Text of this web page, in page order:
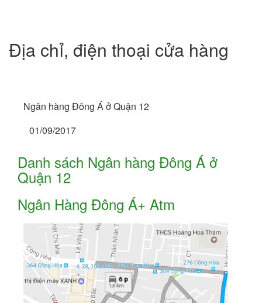
Địa chỉ, điện thoại cửa hàng
Ngân hàng Đông Á ở Quận 12
01/09/2017
Danh sách Ngân hàng Đông Á ở
Quận 12
Ngân Hàng Đông Á+ Atm